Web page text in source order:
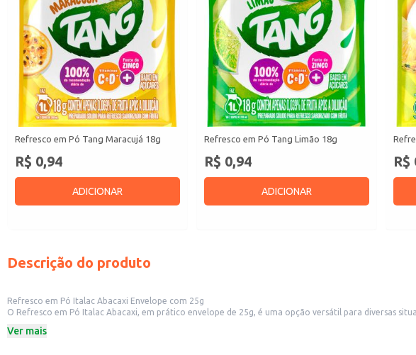
Refresco em Pó Tang Maracujá 18g
R$ 0,94
ADICIONAR
Refresco em Pó Tang Limão 18g
R$ 0,94
ADICIONAR
R$
Descrição do produto
Refresco em Pó Italac Abacaxi Envelope com 25g
O Refresco em Pó Italac Abacaxi, em prático envelope de 25g, é uma opção versátil para diversas situações. Sua praticidade o torna ideal para revenda em pequenos comércios, como mercearias e conveniências,
Dicas de uso:
Ver mais